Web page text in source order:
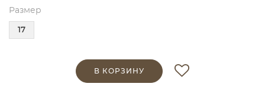
Размер
17
В КОРЗИНУ